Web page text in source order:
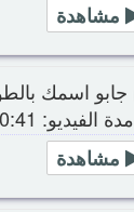
مشاهدة
جابو اسمك
مدة الفيديو: 0:41
مشاهدة